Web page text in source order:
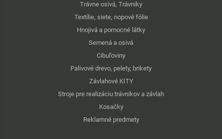
Trávne osivá, Trávniky
Textílie, siete, nopové fólie
Hnojivá a pomocné látky
Semená a osivá
Cibuľoviny
Palivové drevo, pelety, brikety
Závlahové KITY
Stroje pre realizáciu trávnikov a závlah
Kosačky
Reklamné predmety